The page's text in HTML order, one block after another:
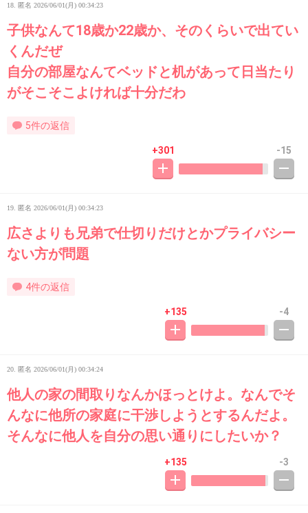
18. 匿名 2026/06/01(月) 00:34:23
子供なんて18歳か22歳か、そのくらいで出てい
くんだぜ
自分の部屋なんてベッドと机があって日当たり
がそこそこよければ十分だわ
5件の返信
+301 -15
19. 匿名 2026/06/01(月) 00:34:23
広さよりも兄弟で仕切りだけとかプライバシー
ない方が問題
4件の返信
+135 -4
20. 匿名 2026/06/01(月) 00:34:24
他人の家の間取りなんかほっとけよ。なんでそ
んなに他所の家庭に干渉しようとするんだよ。
そんなに他人を自分の思い通りにしたいか？
+135 -3